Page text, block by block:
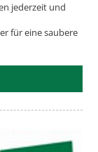
jederzeit und
für eine saubere